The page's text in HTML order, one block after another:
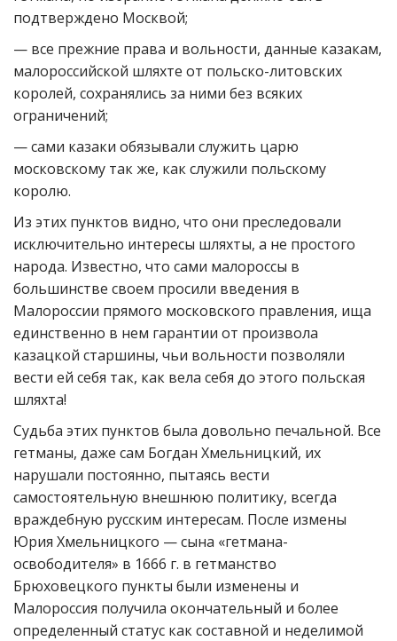
подтверждено Москвой;
— все прежние права и вольности, данные казакам,
малороссийской шляхте от польско-литовских
королей, сохранялись за ними без всяких
ограничений;
— сами казаки обязывали служить царю
московскому так же, как служили польскому
королю.
Из этих пунктов видно, что они преследовали
исключительно интересы шляхты, а не простого
народа. Известно, что сами малороссы в
большинстве своем просили введения в
Малороссии прямого московского правления, ища
единственно в нем гарантии от произвола
казацкой старшины, чьи вольности позволяли
вести ей себя так, как вела себя до этого польская
шляхта!
Судьба этих пунктов была довольно печальной. Все
гетманы, даже сам Богдан Хмельницкий, их
нарушали постоянно, пытаясь вести
самостоятельную внешнюю политику, всегда
враждебную русским интересам. После измены
Юрия Хмельницкого — сына «гетмана-
освободителя» в 1666 г. в гетманство
Брюховецкого пункты были изменены и
Малороссия получила окончательный и более
определенный статус как составной и неделимой